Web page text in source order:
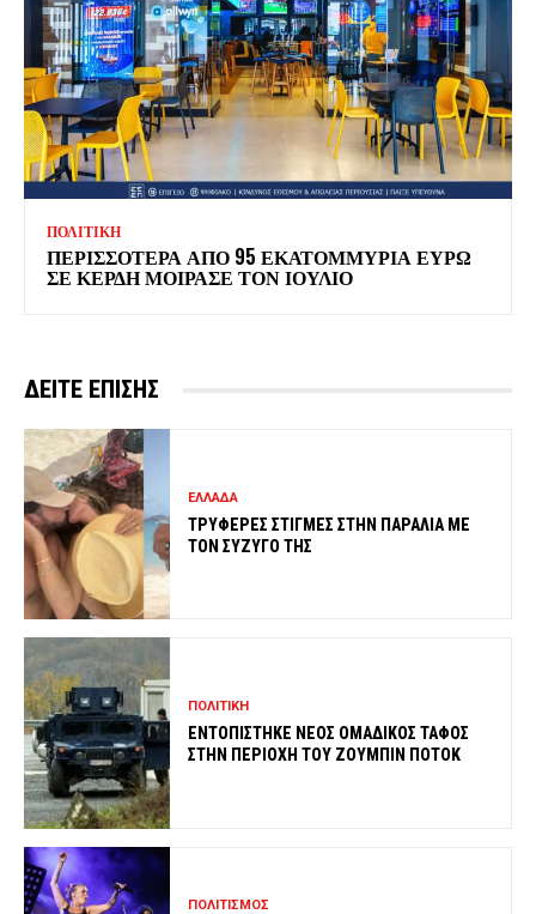
ΠΟΛΙΤΙΚΗ
ΠΕΡΙΣΣΟΤΕΡΑ ΑΠΟ 95 ΕΚΑΤΟΜΜΥΡΙΑ ΕΥΡΩ
ΣΕ ΚΕΡΔΗ ΜΟΙΡΑΣΕ ΤΟΝ ΙΟΥΛΙΟ
ΔΕΙΤΕ ΕΠΙΣΗΣ
ΕΛΛΑΔΑ
ΤΡΥΦΕΡΕΣ ΣΤΙΓΜΕΣ ΣΤΗΝ ΠΑΡΑΛΙΑ ΜΕ
ΤΟΝ ΣΥΖΥΓΟ ΤΗΣ
ΠΟΛΙΤΙΚΗ
ΕΝΤΟΠΙΣΤΗΚΕ ΝΕΟΣ ΟΜΑΔΙΚΟΣ ΤΑΦΟΣ
ΣΤΗΝ ΠΕΡΙΟΧΗ ΤΟΥ ΖΟΥΜΠΙΝ ΠΟΤΟΚ
ΠΟΛΙΤΙΣΜΟΣ